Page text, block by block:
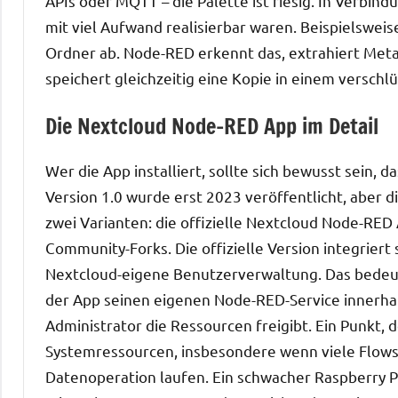
mit viel Aufwand realisierbar waren.
Ordner ab. Node-RED erkennt das, extrahiert
speichert gleichzeitig eine Kopie in einem
Die Nextcloud Node-RED App im Detail
Wer die App installiert, sollte sich bewusst sein,
Version 1.0 wurde erst 2023 veröffentlicht, aber
zwei Varianten: die offizielle Nextcloud Node-
Community-Forks. Die offizielle Version
Nextcloud-eigene Benutzerverwaltung. Das
der App seinen eigenen Node-RED-Service
Administrator die Ressourcen freigibt. Ein Punkt,
Systemressourcen, insbesondere wenn viele
Datenoperation laufen. Ein schwacher Raspberry